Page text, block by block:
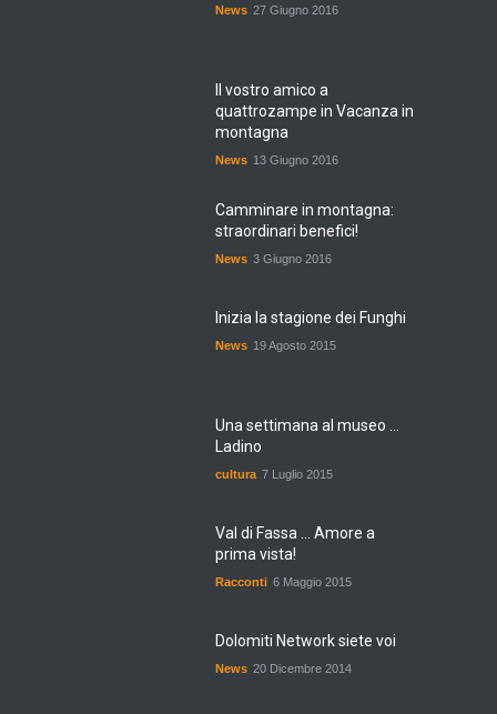
News 27 Giugno 2016
Il vostro amico a
quattrozampe in Vacanza in
montagna
News 13 Giugno 2016
Camminare in montagna:
straordinari benefici!
News 3 Giugno 2016
Inizia la stagione dei Funghi
News 19 Agosto 2015
Una settimana al museo ...
Ladino
cultura 7 Luglio 2015
Val di Fassa ... Amore a
prima vista!
Racconti 6 Maggio 2015
Dolomiti Network siete voi
News 20 Dicembre 2014